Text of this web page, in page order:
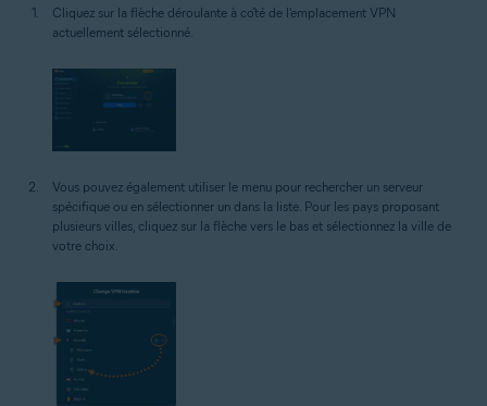
Cliquez sur la flèche déroulante à côté de l'emplacement VPN
actuellement sélectionné.
Vous pouvez également utiliser le menu pour rechercher un serveur
spécifique ou en sélectionner un dans la liste. Pour les pays proposant
plusieurs villes, cliquez sur la flèche vers le bas et sélectionnez la ville de
votre choix.